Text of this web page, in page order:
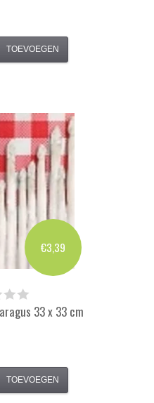
TOEVOEGEN
€3,39
33 x 33 cm
TOEVOEGEN